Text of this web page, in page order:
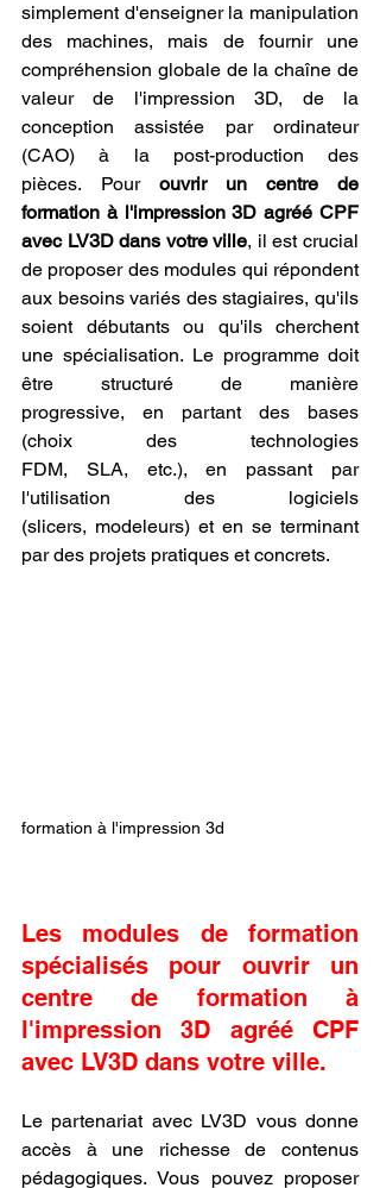
simplement d'enseigner la manipulation
des machines, mais de fournir une
compréhension globale de la chaîne de
valeur de l'impression 3D, de la
conception assistée par ordinateur
(CAO) à la post-production des
pièces. Pour ouvrir un centre de
formation à l'impression 3D agréé CPF
avec LV3D dans votre ville, il est crucial
de proposer des modules qui répondent
aux besoins variés des stagiaires, qu'ils
soient débutants ou qu'ils cherchent
une spécialisation. Le programme doit
être structuré de manière
progressive, en partant des bases
(choix des technologies
FDM, SLA, etc.), en passant par
l'utilisation des logiciels
(slicers, modeleurs) et en se terminant
par des projets pratiques et concrets.
formation à l'impression 3d
Les modules de formation
spécialisés pour ouvrir un
centre de formation à
l'impression 3D agréé CPF
avec LV3D dans votre ville.
Le partenariat avec LV3D vous donne
accès à une richesse de contenus
pédagogiques. Vous pouvez proposer